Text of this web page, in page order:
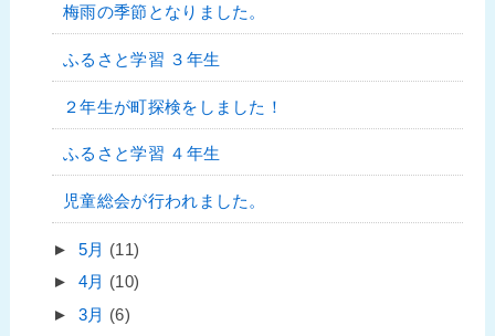
梅雨の季節となりました。
ふるさと学習 ３年生
２年生が町探検をしました！
ふるさと学習 ４年生
児童総会が行われました。
► 5月 (11)
► 4月 (10)
► 3月 (6)